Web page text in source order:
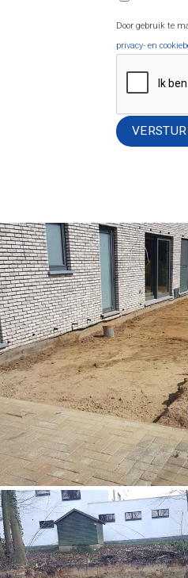
Door gebruik te
privacy- en